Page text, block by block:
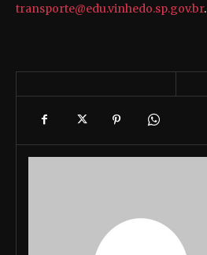
transporte@edu.vinhedo.sp.gov.br.